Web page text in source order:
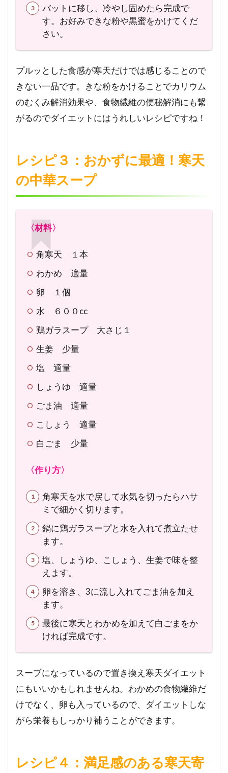
バットに移し、冷やし固めたら完成で
す。お好みできな粉や黒蜜をかけてくだ
さい。
プルッとした食感が寒天だけでは感じることので
きない一品です。きな粉をかけることでカリウム
のむくみ解消効果や、食物繊維の便秘解消にも繋
がるのでダイエットにはうれしいレシピですね！
レシピ３：おかずに最適！寒天
の中華スープ
〈材料〉
角寒天 １本
わかめ 適量
卵 １個
水 ６００cc
鶏ガラスープ 大さじ１
生姜 少量
塩 適量
しょうゆ 適量
ごま油 適量
こしょう 適量
白ごま 少量
〈作り方〉
角寒天を水で戻して水気を切ったらハサ
ミで細かく切ります。
鍋に鶏ガラスープと水を入れて煮立たせ
ます。
塩、しょうゆ、こしょう、生姜で味を整
えます。
卵を溶き、3に流し入れてごま油を加え
ます。
最後に寒天とわかめを加えて白ごまをか
ければ完成です。
スープになっているので置き換え寒天ダイエット
にもいいかもしれませんね。わかめの食物繊維だ
けでなく、卵も入っているので、ダイエットしな
がら栄養もしっかり補うことができます。
レシピ４：満足感のある寒天寄